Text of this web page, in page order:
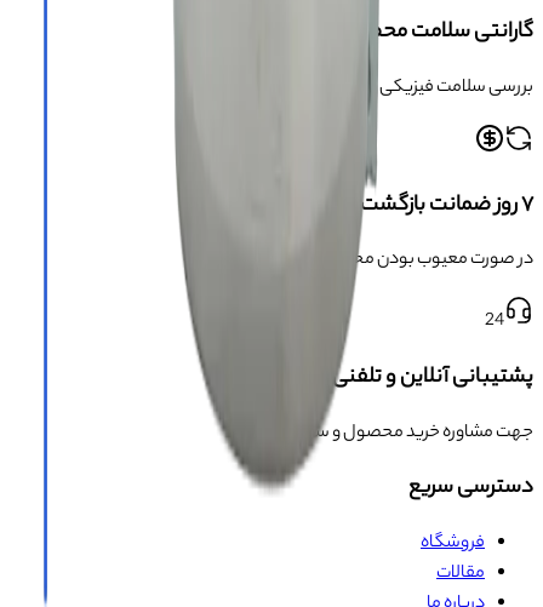
گارانتی سلامت محصول
بررسی سلامت فیزیکی کالا قبل از ارسال
۷ روز ضمانت بازگشت
در صورت معیوب بودن محصول
24
پشتیبانی آنلاین و تلفنی
جهت مشاوره خرید محصول و سوالات
دسترسی سریع
فروشگاه
مقالات